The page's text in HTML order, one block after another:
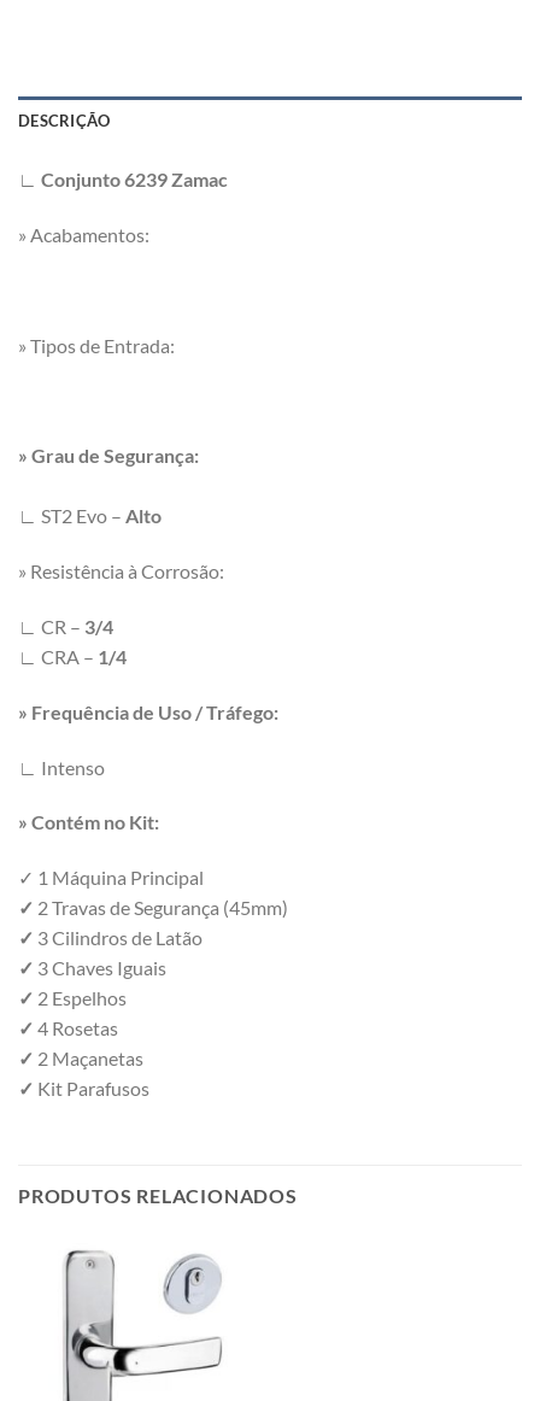
DESCRIÇÃO
∟ Conjunto 6239 Zamac
» Acabamentos:
» Tipos de Entrada:
» Grau de Segurança:
∟ ST2 Evo – Alto
» Resistência à Corrosão:
∟ CR – 3/4
∟ CRA – 1/4
» Frequência de Uso / Tráfego:
∟ Intenso
» Contém no Kit:
✓ 1 Máquina Principal
✓ 2 Travas de Segurança (45mm)
✓ 3 Cilindros de Latão
✓ 3 Chaves Iguais
✓ 2 Espelhos
✓ 4 Rosetas
✓ 2 Maçanetas
✓ Kit Parafusos
PRODUTOS RELACIONADOS